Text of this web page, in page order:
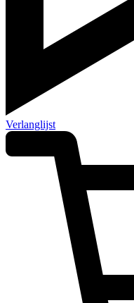
Verlanglijst